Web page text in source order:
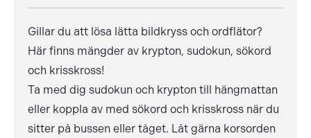
Gillar du att lösa lätta bildkryss och ordflätor?
Här finns mängder av krypton, sudokun, sökord
och krisskross!
Ta med dig sudokun och krypton till hängmattan
eller koppla av med sökord och krisskross när du
sitter på bussen eller tåget. Låt gärna korsorden